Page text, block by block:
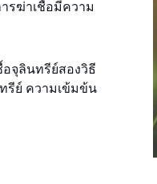
รฆ่าเชื้อมีความ
อจุลินทรีย์สองวิธี
รีย์ ความเข้มข้น